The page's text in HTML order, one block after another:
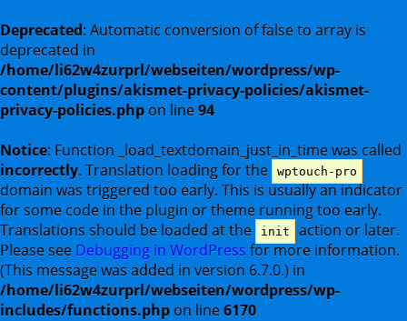
Deprecated: Automatic conversion of false to array is
deprecated in
/home/li62w4zurprl/webseiten/wordpress/wp-
content/plugins/akismet-privacy-policies/akismet-
privacy-policies.php on line94
Notice: Function _load_textdomain_just_in_time was called
incorrectly. Translation loading for the wptouch-pro
domain was triggered too early. This is usually an indicator
for some code in the plugin or theme running too early.
Translations should be loaded at the
init
action or later.
Please see Debugging in WordPress for more information.
(This message was added in version 6.7.0.) in
/home/li62w4zurprl/webseiten/wordpress/wp-
includes/functions.php on line6170